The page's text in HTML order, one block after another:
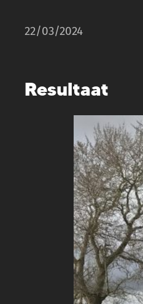
22/03/2024
Resultaat